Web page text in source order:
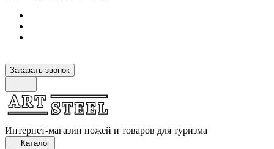
Заказать звонок
Интернет-магазин ножей и товаров для туризма
Каталог